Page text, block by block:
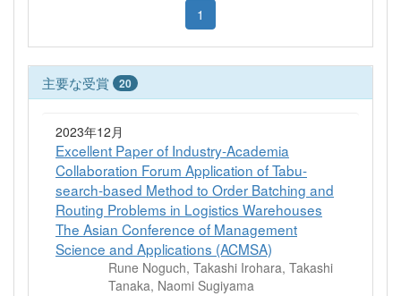
1
主要な受賞 20
2023年12月
Excellent Paper of Industry-Academia
Collaboration Forum Application of Tabu-
search-based Method to Order Batching and
Routing Problems in Logistics Warehouses
The Asian Conference of Management
Science and Applications (ACMSA)
Rune Noguch, Takashi Irohara, Takashi
Tanaka, Naomi Sugiyama